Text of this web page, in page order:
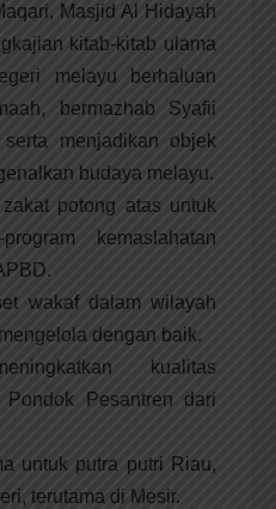
Masjid Al Hidayah
kitab-kitab ulama
melayu berhaluan
bermazhab Syafii
menjadikan objek
budaya melayu.
potong atas untuk
kemaslahatan
wakaf dalam wilayah
dengan baik.
kualitas
Pesantren dari
untuk putra putri Riau,
terutama di Mesir.